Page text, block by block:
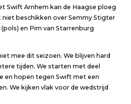
Swift Arnhem kan de Haagse ploeg
niet beschikken over Semmy Stigter
(pols) en Pim van Starrenburg
mee dit seizoen. We blijven hard
tijden. We starten met deel
en hopen tegen Swift met een
We kijken vlak voor de wedstrijd